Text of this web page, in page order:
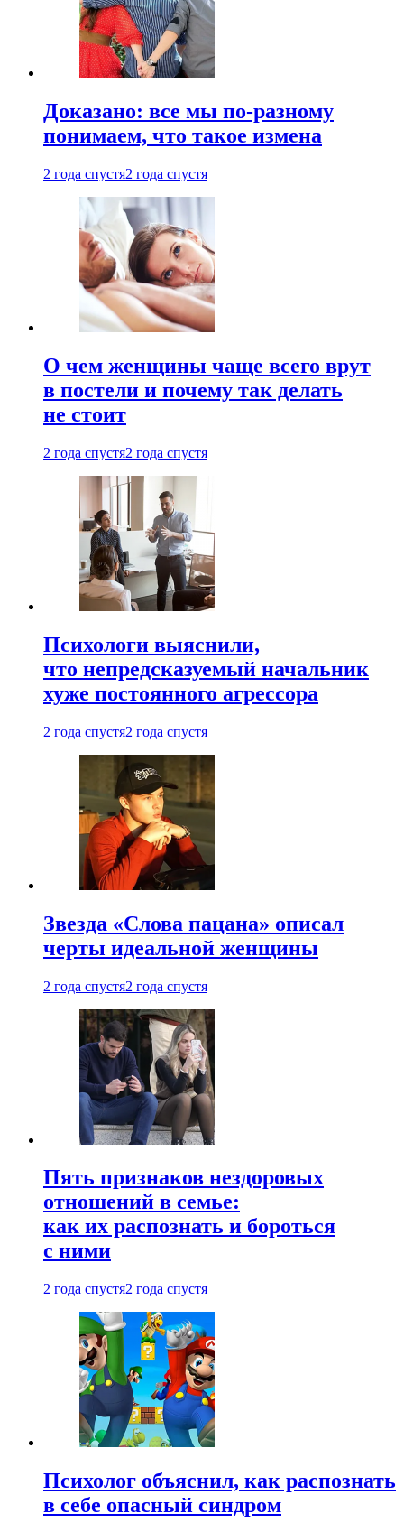
Доказано: все мы по-разному
понимаем, что такое измена
2 года спустя2 года спустя
О чем женщины чаще всего врут
в постели и почему так делать
не стоит
2 года спустя2 года спустя
Психологи выяснили,
что непредсказуемый начальник
хуже постоянного агрессора
2 года спустя2 года спустя
Звезда «Слова пацана» описал
черты идеальной женщины
2 года спустя2 года спустя
Пять признаков нездоровых
отношений в семье:
как их распознать и бороться
с ними
2 года спустя2 года спустя
Психолог объяснил, как распознать
в себе опасный синдром